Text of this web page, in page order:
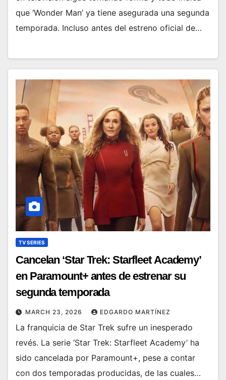
que ‘Wonder Man’ ya tiene asegurada una segunda
temporada. Incluso antes del estreno oficial de…
TV SERIES
Cancelan ‘Star Trek: Starfleet Academy’
en Paramount+ antes de estrenar su
segunda temporada
MARCH 23, 2026 EDGARDO MARTÍNEZ
La franquicia de Star Trek sufre un inesperado
revés. La serie ‘Star Trek: Starfleet Academy’ ha
sido cancelada por Paramount+, pese a contar
con dos temporadas producidas, de las cuales…